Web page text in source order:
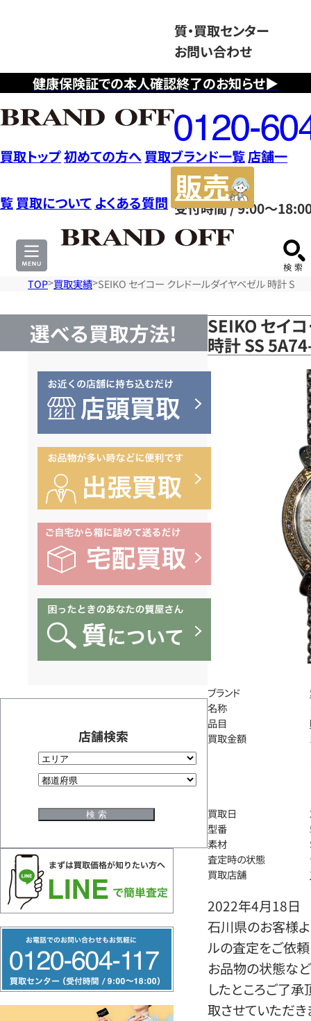
健康保険証での本人確認終了のお知らせ▶
質・買取センター
お問い合わせ
フ
リ
ー
ダ
イ
ヤ
ル
0120604117
受付時間 / 9:00～
買取トップ初めての方へ 買取ブランド一覧店舗一
覧 買取について よくある質問
サ
TOP 買取実績 SEIKO セイコー クレドールダイヤベゼル 時計 SS
選べる買取方法!
店舗検索
リ
ー
SEIKO セイ
時計 SS
ブランド
名称
品目
買取金額
買取日
型番
素材
査定時の状態
買取店舗
2022年4月18日
石川県のお客様
ルの査定をご依頼
お品物の状態など
したところご了
取させていただき